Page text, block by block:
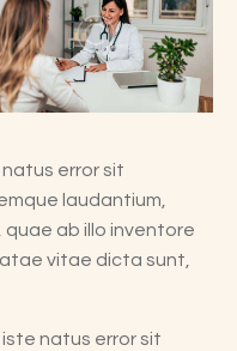
error sit
laudantium,
ab illo inventore
vitae dicta sunt,
natus error sit